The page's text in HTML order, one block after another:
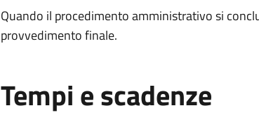
Quando il procedimento amministrativo si
provvedimento finale.
Tempi e scadenze